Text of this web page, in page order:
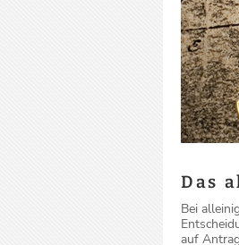
Das
Bei
auf